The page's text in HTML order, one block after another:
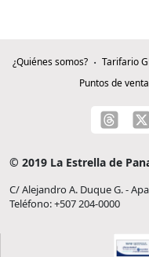
¿Quiénes somos? Tarifario
Puntos de venta
© 2019 La Estrella de
C/ Alejandro A. Duque G. -
Teléfono: +507 204-0000